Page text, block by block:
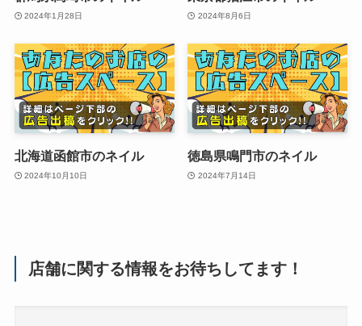
2024年1月28日 2024年8月6日
北海道函館市のネイル
2024年10月10日
徳島県鳴門市のネイル
2024年7月14日
店舗に関する情報をお待ちしてます！